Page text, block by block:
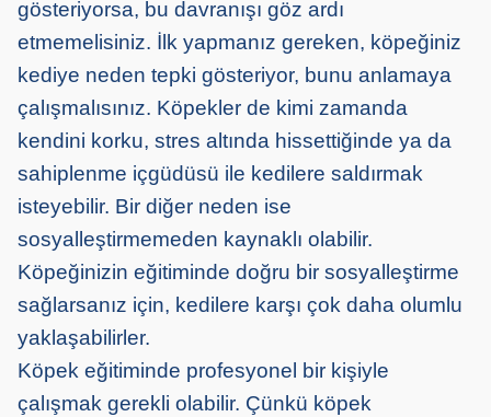
gösteriyorsa, bu davranışı göz ardı
etmemelisiniz. İlk yapmanız gereken, köpeğiniz
kediye neden tepki gösteriyor, bunu anlamaya
çalışmalısınız. Köpekler de kimi zamanda
kendini korku, stres altında hissettiğinde ya da
sahiplenme içgüdüsü ile kedilere saldırmak
isteyebilir. Bir diğer neden ise
sosyalleştirmemeden kaynaklı olabilir.
Köpeğinizin eğitiminde doğru bir sosyalleştirme
sağlarsanız için, kedilere karşı çok daha olumlu
yaklaşabilirler.
Köpek eğitiminde profesyonel bir kişiyle
çalışmak gerekli olabilir. Çünkü köpek